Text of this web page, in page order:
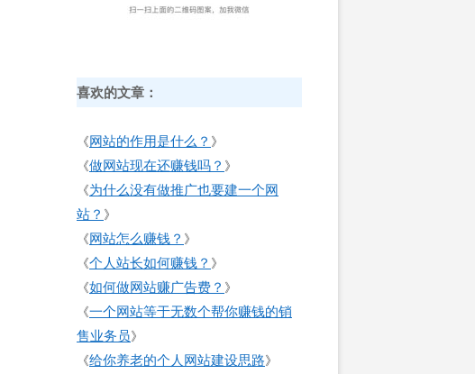
喜欢的文章：
《网站的作用是什么？ 》
《做网站现在还赚钱吗？ 》
《为什么没有做推广也要建一个网
站？ 》
《网站怎么赚钱？ 》
《个人站长如何赚钱？ 》
《如何做网站赚广告费？ 》
《一个网站等于无数个帮你赚钱的销
售业务员》
《给你养老的个人网站建设思路》